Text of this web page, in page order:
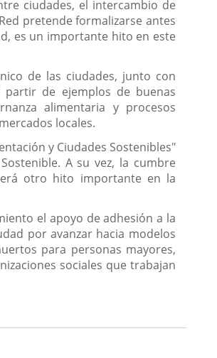
ciudades, el intercambio de
pretende formalizarse antes
es un importante hito en este
de las ciudades, junto con
partir de ejemplos de buenas
alimentaria y procesos
locales.
y Ciudades Sostenibles"
A su vez, la cumbre
otro hito importante en la
el apoyo de adhesión a la
por avanzar hacia modelos
para personas mayores,
sociales que trabajan